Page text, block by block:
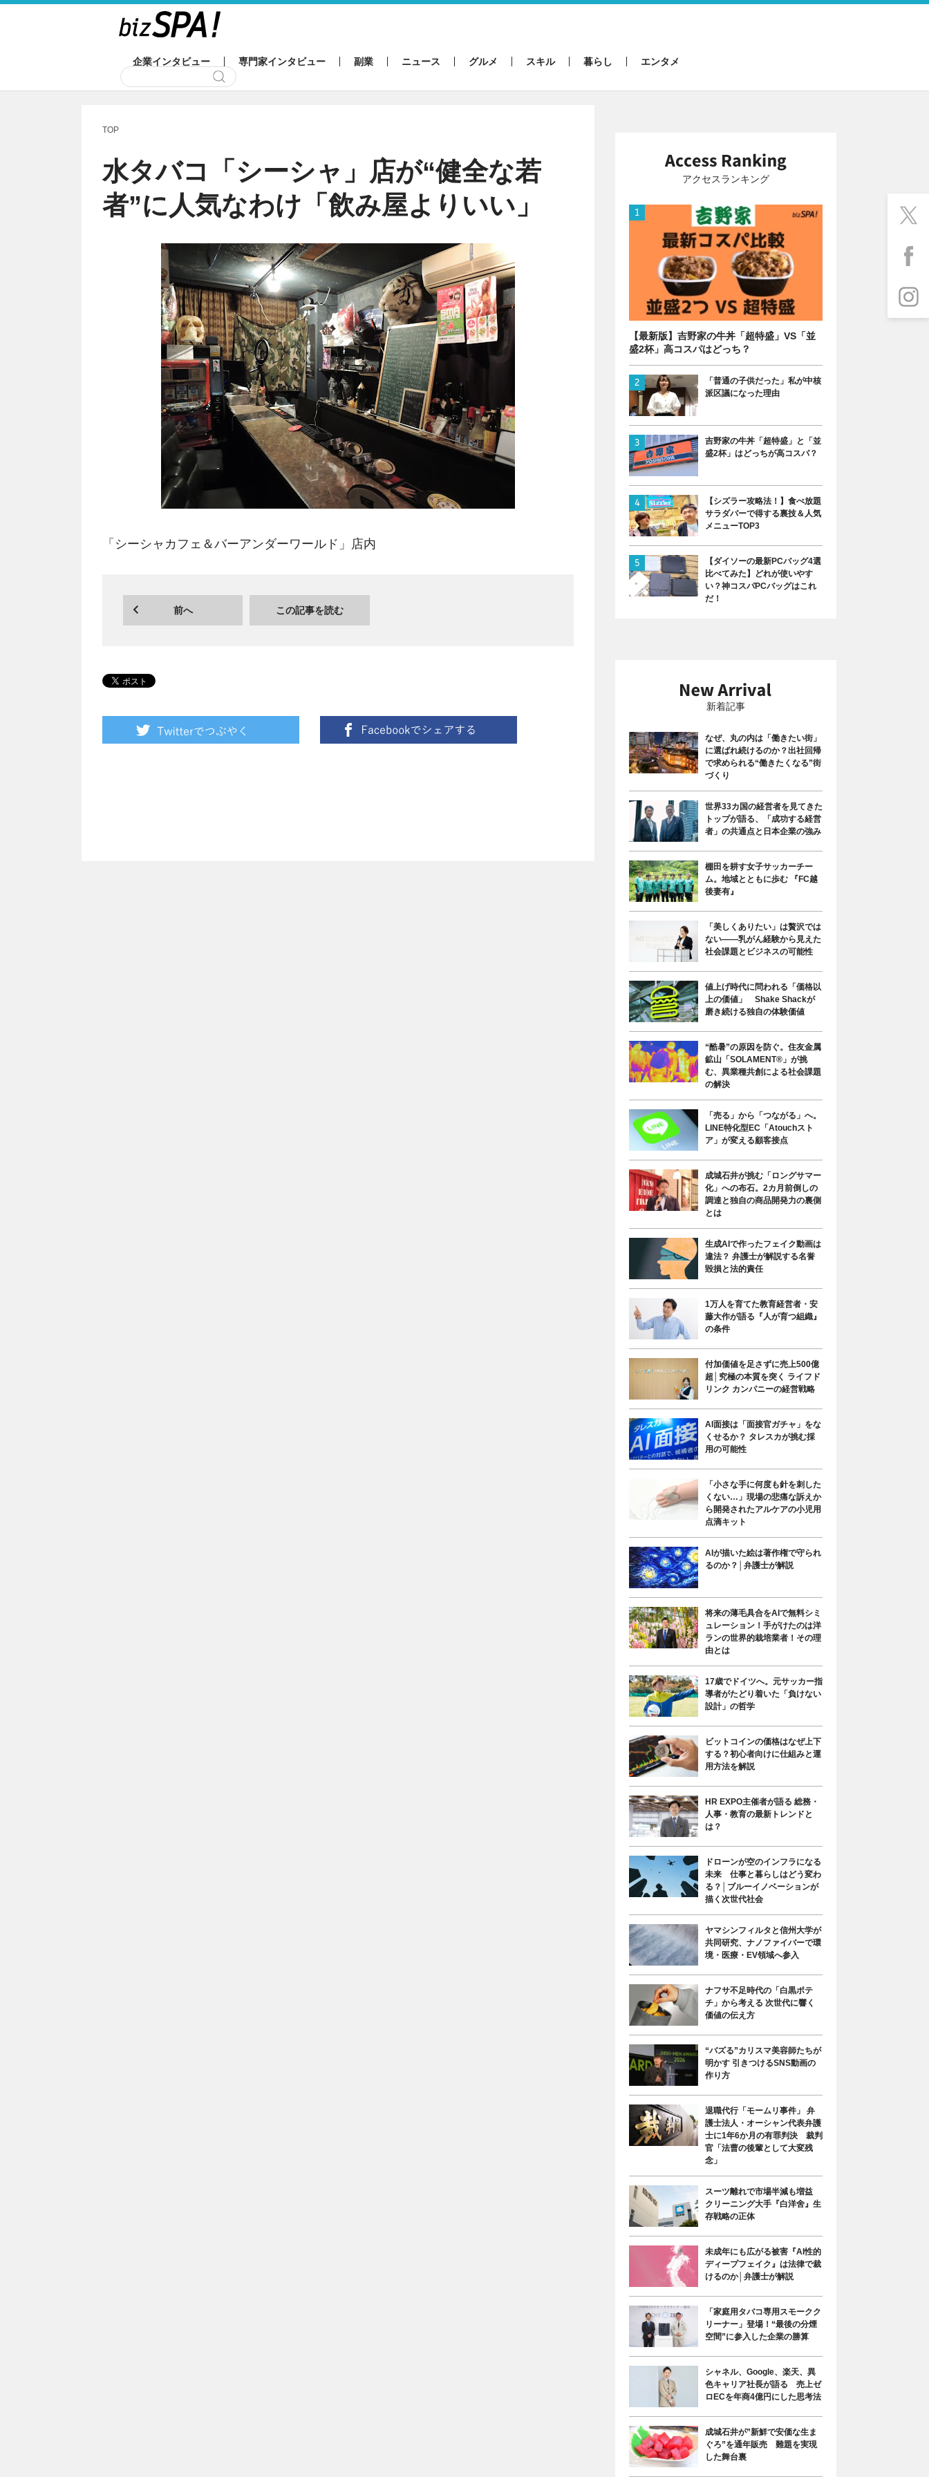
企業インタビュー 専門家インタビュー 副業 ニュース グルメ スキル 暮らし エンタメ
TOP
水タバコ「シーシャ」店が“健全な若
者”に人気なわけ「飲み屋よりいい」
「シーシャカフェ＆バーアンダーワールド」店内
前へ この記事を読む
アクセスランキング
【最新版】吉野家の牛丼「超特盛」VS「並
盛2杯」高コスパはどっち？
「普通の子供だった」私が中核
派区議になった理由
吉野家の牛丼「超特盛」と「並
盛2杯」はどっちが高コスパ？
【シズラー攻略法！】食べ放題
サラダバーで得する裏技＆人気
メニューTOP3
【ダイソーの最新PCバッグ4選
比べてみた】どれが使いやす
い？神コスパPCバッグはこれ
だ！
新着記事
なぜ、丸の内は「働きたい街」
に選ばれ続けるのか？出社回帰
で求められる“働きたくなる”街
づくり
世界33カ国の経営者を見てきた
トップが語る、「成功する経営
者」の共通点と日本企業の強み
棚田を耕す女子サッカーチー
ム。地域とともに歩む 『FC越
後妻有』
「美しくありたい」は贅沢では
ない――乳がん経験から見えた
社会課題とビジネスの可能性
値上げ時代に問われる「価格以
上の価値」 Shake Shackが
磨き続ける独自の体験価値
“酷暑”の原因を防ぐ。住友金属
鉱山「SOLAMENT®」が挑
む、異業種共創による社会課題
の解決
「売る」から「つながる」へ。
LINE特化型EC「Atouchスト
ア」が変える顧客接点
成城石井が挑む「ロングサマー
化」への布石。2カ月前倒しの
調達と独自の商品開発力の裏側
とは
生成AIで作ったフェイク動画は
違法？ 弁護士が解説する名誉
毀損と法的責任
1万人を育てた教育経営者・安
藤大作が語る『人が育つ組織』
の条件
付加価値を足さずに売上500億
超│究極の本質を突く ライフド
リンク カンパニーの経営戦略
AI面接は「面接官ガチャ」をな
くせるか？ タレスカが挑む採
用の可能性
「小さな手に何度も針を刺した
くない…」現場の悲痛な訴えか
ら開発されたアルケアの小児用
点滴キット
AIが描いた絵は著作権で守られ
るのか？│弁護士が解説
将来の薄毛具合をAIで無料シミ
ュレーション！手がけたのは洋
ランの世界的栽培業者！その理
由とは
17歳でドイツへ。元サッカー指
導者がたどり着いた「負けない
設計」の哲学
ビットコインの価格はなぜ上下
する？初心者向けに仕組みと運
用方法を解説
HR EXPO主催者が語る 総務・
人事・教育の最新トレンドと
は？
ドローンが空のインフラになる
未来 仕事と暮らしはどう変わ
る？│ブルーイノベーションが
描く次世代社会
ヤマシンフィルタと信州大学が
共同研究、ナノファイバーで環
境・医療・EV領域へ参入
ナフサ不足時代の「白黒ポテ
チ」から考える 次世代に響く
価値の伝え方
“バズる”カリスマ美容師たちが
明かす 引きつけるSNS動画の
作り方
退職代行「モームリ事件」 弁
護士法人・オーシャン代表弁護
士に1年6か月の有罪判決 裁判
官「法曹の後輩として大変残
念」
スーツ離れで市場半減も増益
クリーニング大手『白洋舍』生
存戦略の正体
未成年にも広がる被害『AI性的
ディープフェイク』は法律で裁
けるのか│弁護士が解説
「家庭用タバコ専用スモークク
リーナー」登場！“最後の分煙
空間”に参入した企業の勝算
シャネル、Google、楽天、異
色キャリア社長が語る 売上ゼ
ロECを年商4億円にした思考法
成城石井が”新鮮で安価な生ま
ぐろ”を通年販売 難題を実現
した舞台裏